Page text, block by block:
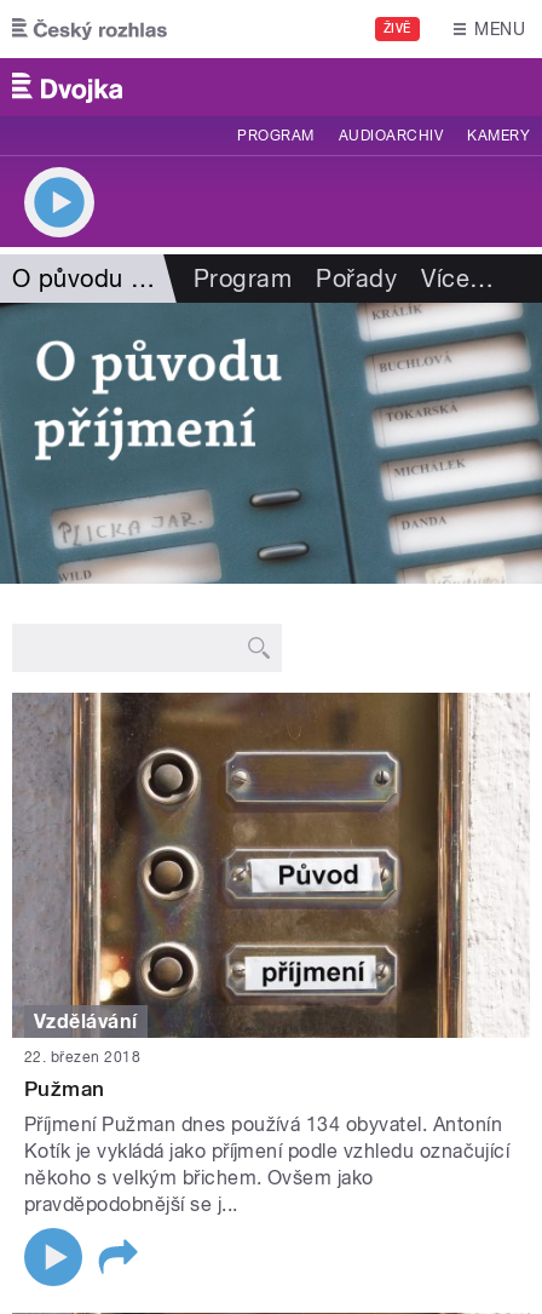
Přejít k hlavnímu obsahu
ŽIVĚ MENU
PROGRAM AUDIOARCHIV KAMERY
O původu příjmení Program Pořady Více…
Vzdělávání
22. březen 2018
Pužman
Příjmení Pužman dnes používá 134 obyvatel. Antonín
Kotík je vykládá jako příjmení podle vzhledu označující
někoho s velkým břichem. Ovšem jako
pravděpodobnější se j...